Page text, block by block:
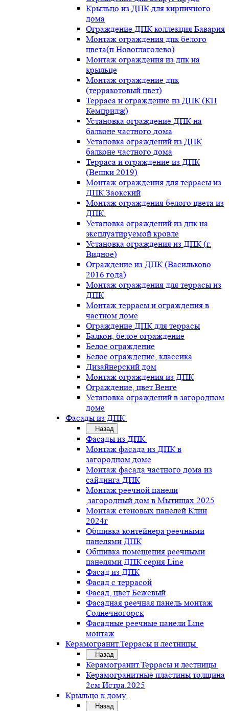
Крыльцо из ДПК для кирпичного
дома
Ограждение ДПК коллекция Бавария
Монтаж ограждения дпк белого
цвета(п.Новоглаголево)
Монтаж ограждения из дпк на
крыльце
Монтаж ограждение дпк
(терракотовый цвет)
Терраса и ограждение из ДПК (КП
Кемпридж)
Установка ограждение ДПК на
балконе частного дома
Установка ограждений из ДПК
балконе частного дома
Терраса и ограждение из ДПК
(Вешки 2019)
Монтаж ограждения для террасы из
ДПК.Заокский
Монтаж ограждения белого цвета из
ДПК.
Установка ограждений из дпк на
эксплуатируемой кровле
Установка ограждения из ДПК (г.
Видное)
Ограждение из ДПК (Васильково
2016 года)
Монтаж ограждения для террасы из
ДПК
Монтаж террасы и ограждения в
частном доме
Ограждение ДПК для террасы
Балкон, белое ограждение
Белое ограждение
Белое ограждение, классика
Дизайнерский дом
Монтаж ограждения из ДПК
Ограждение, цвет Венге
Установка ограждений в загородном
доме
Фасады из ДПК
Назад
Фасады из ДПК
Монтаж фасада из ДПК в
загородном доме
Монтаж фасада частного дома из
сайдинга ДПК
Монтаж реечной панели
,загородный дом в Мытищах 2025
Монтаж стеновых панелей Клин
2024г
Обшивка контейнера реечными
панелями ДПК
Обшивка помещения реечными
панелями ДПК серия Line
Фасад из ДПК
Фасад с террасой
Фасад, цвет Бежевый
Фасадная реечная панель монтаж
Солнечногорск
Фасадные реечные панели Line
монтаж
Керамогранит.Террасы и лестницы
Назад
Керамогранит.Террасы и лестницы
Керамогранитные пластины толщина
2см Истра.2025
Крыльцо к дому
Назад